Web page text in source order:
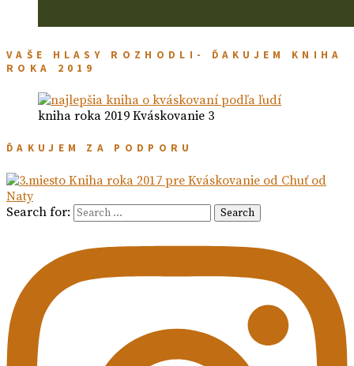
VAŠE HLASY ROZHODLI- ĎAKUJEM KNIHA
ROKA 2019
kniha roka 2019 Kváskovanie 3
ĎAKUJEM ZA PODPORU
Search for: Search